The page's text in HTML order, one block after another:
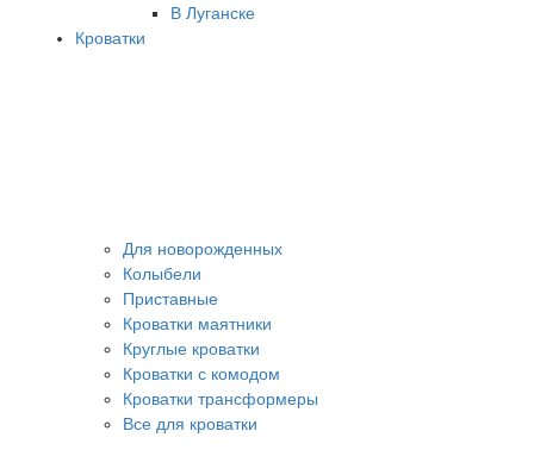
В Луганске
Кроватки
Для новорожденных
Колыбели
Приставные
Кроватки маятники
Круглые кроватки
Кроватки с комодом
Кроватки трансформеры
Все для кроватки